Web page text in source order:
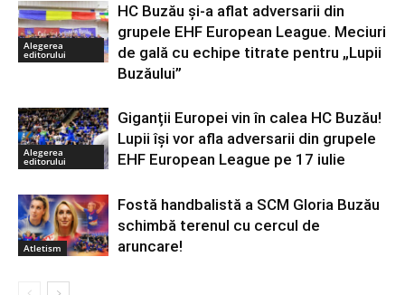
Alegerea
editorului
HC Buzău și-a aflat adversarii din
grupele EHF European League. Meciuri
de gală cu echipe titrate pentru „Lupii
Buzăului”
Alegerea
editorului
Giganții Europei vin în calea HC Buzău!
Lupii își vor afla adversarii din grupele
EHF European League pe 17 iulie
Atletism
Fostă handbalistă a SCM Gloria Buzău
schimbă terenul cu cercul de
aruncare!